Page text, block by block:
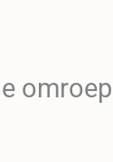
omroep